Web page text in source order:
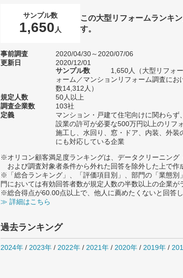
サンプル数
1,650 人
この大型リフォームランキ
す。
事前調査
2020/04/30～2020/07/06
更新日
2020/12/01
サンプル数
1,650人（大型リフォ
ォーム／マンションリフォーム調査にお
数14,312人）
規定人数
50人以上
調査企業数
103社
定義
マンション・戸建て住宅向けに関わらず
設業の許可が必要な500万円以上のリフ
施工し、水回り、窓・ドア、内装、外装
にも対応している企業
※オリコン顧客満足度ランキングは、データクリーニング
および調査対象者条件から外れた回答を除外した上で作
※「総合ランキング」、「評価項目別」、部門の「業態
門においては有効回答者数が規定人数の半数以上の企業が
※総合得点が60.00点以上で、他人に薦めたくないと回答
≫ 詳細はこちら
過去ランキング
2024年 / 2023年 / 2022年 / 2021年 / 2020年 / 2019年 /